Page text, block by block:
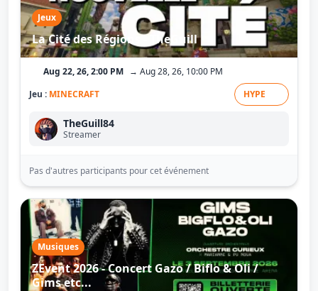
Jeux
La Cité des Régions - TheGuill
Aug 22, 26, 2:00 PM → Aug 28, 26, 10:00 PM
Jeu : MINECRAFT HYPE
TheGuill84
Streamer
Pas d'autres participants pour cet événement
Musiques
ZEvent 2026 - Concert Gazo / Biflo & Oli /
Gims etc...